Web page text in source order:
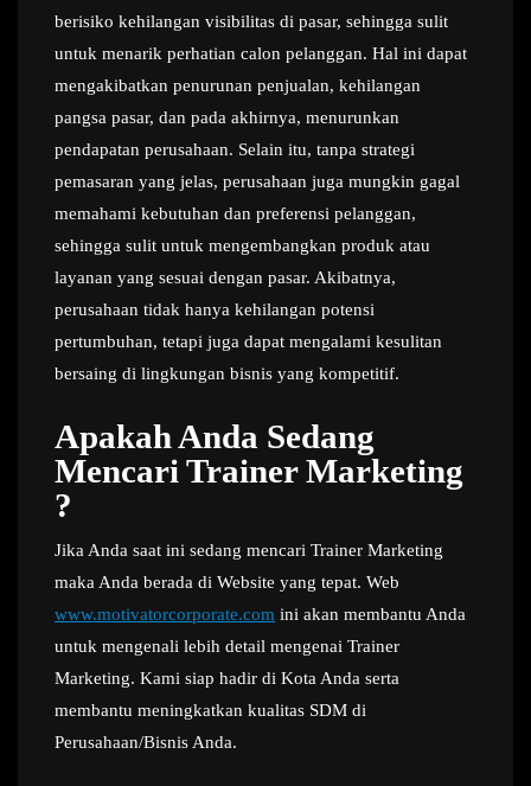
berisiko kehilangan visibilitas di pasar, sehingga sulit
untuk menarik perhatian calon pelanggan. Hal ini dapat
mengakibatkan penurunan penjualan, kehilangan
pangsa pasar, dan pada akhirnya, menurunkan
pendapatan perusahaan. Selain itu, tanpa strategi
pemasaran yang jelas, perusahaan juga mungkin gagal
memahami kebutuhan dan preferensi pelanggan,
sehingga sulit untuk mengembangkan produk atau
layanan yang sesuai dengan pasar. Akibatnya,
perusahaan tidak hanya kehilangan potensi
pertumbuhan, tetapi juga dapat mengalami kesulitan
bersaing di lingkungan bisnis yang kompetitif.
Apakah Anda Sedang
Mencari Trainer Marketing
?
Jika Anda saat ini sedang mencari Trainer Marketing
maka Anda berada di Website yang tepat. Web
www.motivatorcorporate.com ini akan membantu Anda
untuk mengenali lebih detail mengenai Trainer
Marketing. Kami siap hadir di Kota Anda serta
membantu meningkatkan kualitas SDM di
Perusahaan/Bisnis Anda.